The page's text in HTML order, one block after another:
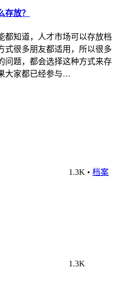
存放？
都知道，人才市场可以存放档
式很多朋友都适用，所以很多
问题，都会选择这种方式来存
大家都已经参与…
1.3K • 档案
1.3K